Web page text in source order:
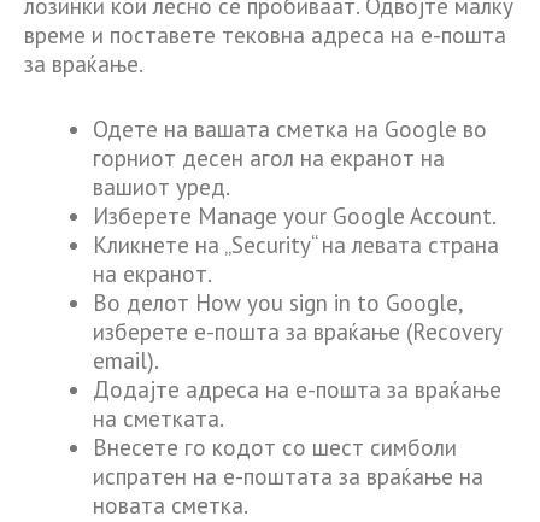
време и поставете тековна адреса на е-пошта
за враќање.
Одете на вашата сметка на Google во
горниот десен агол на екранот на
вашиот уред.
Изберете Manage your Google Account.
Кликнете на „Security“ на левата страна
на екранот.
Во делот How you sign in to Google,
изберете е-пошта за враќање (Recovery
email).
Додајте адреса на е-пошта за враќање
на сметката.
Внесете го кодот со шест симболи
испратен на е-поштата за враќање на
новата сметка.